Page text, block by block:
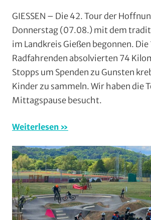
Mit
Audio ,
Mit
Video,
Multimedia,
Hoffnung,
Vereine
GIESSEN – Die 42. Tour der
Donnerstag (07.08.) mit dem
im Landkreis Gießen begonnen. Die
Radfahrenden absolvierten 74
Stopps um Spenden zu Gunsten
Kinder zu sammeln. Wir haben die
Mittagspause besucht.
Weiterlesen